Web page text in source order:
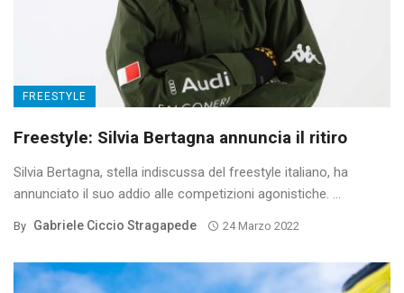
FREESTYLE
Freestyle: Silvia Bertagna annuncia il ritiro
Silvia Bertagna, stella indiscussa del freestyle italiano, ha
annunciato il suo addio alle competizioni agonistiche. ...
By Gabriele Ciccio Stragapede 24 Marzo 2022